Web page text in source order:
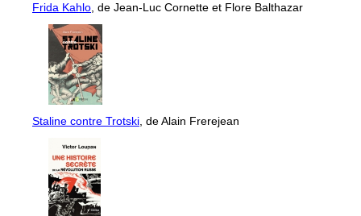
Frida Kahlo, de Jean-Luc Cornette et Flore Balthazar
Staline contre Trotski, de Alain Frerejean